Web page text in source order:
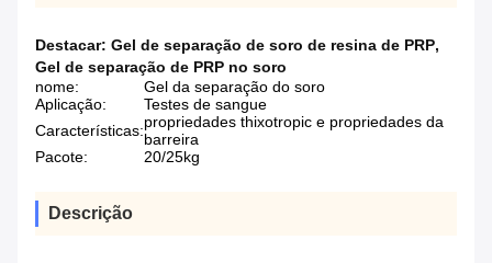
Destacar: Gel de separação de soro de resina de PRP,
Gel de separação de PRP no soro
nome:
Gel da separação do soro
Aplicação:
Testes de sangue
Características:propriedades thixotropic e propriedades da
barreira
Pacote:
20/25kg
Descrição